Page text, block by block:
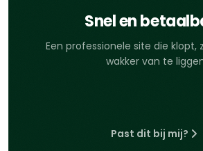
Snel en
Een professionele site die klopt,
wakker van te
Past dit bij mij?